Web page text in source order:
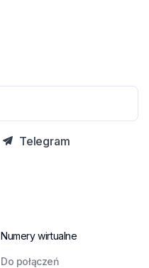
Telegram
Numery wirtualne
Do połączeń